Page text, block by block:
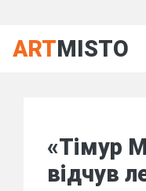
ARTMISTO
«Тімур
відчув